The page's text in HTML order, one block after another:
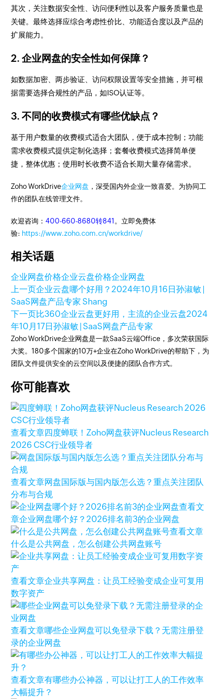
其次，关注数据安全性、访问便利性以及客户服务质量也是
关键。最终选择应综合考虑性价比、功能适合度以及产品的
扩展能力。
2. 企业网盘的安全性如何保障？
如数据加密、两步验证、访问权限设置等安全措施，并可根
据需要选择合规性的产品，如ISO认证等。
3. 不同的收费模式有哪些优缺点？
基于用户数量的收费模式适合大团队，便于成本控制；功能
需求收费模式提供定制化选择；套餐收费模式选择简单便
捷，整体优惠；使用时长收费不适合长期大量存储需求。
Zoho WorkDrive企业网盘 ，深受国内外企业一致喜爱。为协同工
作的团队在线管理文件。
欢迎咨询：400-660-8680转841 。立即免费体
验: https://www.zoho.com.cn/workdrive/
相关话题
企业网盘价格企业云盘价格企业网盘
上一页企业云盘哪个好用？2024年10月16日孙淑敏 |
SaaS网盘产品专家 Shang
下一页比360企业云盘更好用，主流的企业云盘2024
年10月17日孙淑敏 | SaaS网盘产品专家
Zoho WorkDrive企业网盘是一款SaaS云端Office，多次荣获国际
大奖。180多个国家的10万+企业在Zoho WorkDrive的帮助下，为
团队文件提供安全的云空间以及便捷的团队合作方式。
你可能喜欢
查看文章四度蝉联！Zoho网盘获评Nucleus Research
2026 CSC行业领导者
查看文章网盘国际版与国内版怎么选？重点关注团队
分布与合规
查看文
章企业网盘哪个好？2026排名前3的企业网盘
查看文章
什么是公共网盘，怎么创建公共网盘账号
查看文章企业共享网盘：让员工经验变成企业可复用
数字资产
查看文章哪些企业网盘可以免登录下载？无需注册登
录的企业网盘
查看文章有哪些办公神器，可以让打工人的工作效率
大幅提升？